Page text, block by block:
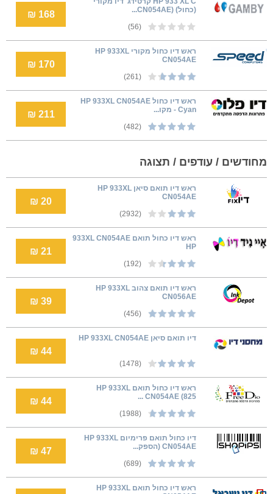
(כחול) (CN054AE...
(56)
168 ₪
ראש דיו כחול מקורי HP 933XL
CN054AE
(261)
170 ₪
ראש דיו כחול HP 933XL CN054AE
Cyan - מקו...
(482)
211 ₪
מחודשים / עודפים / תצוגה
ראש דיו תואם סיאן HP 933XL
CN054AE
(2932)
20 ₪
ראש דיו כחול תואם 933XL CN054AE
HP
(192)
21 ₪
ראש דיו תואם צהוב HP 933XL
CN056AE
(456)
39 ₪
דיו תואם סיאן HP 933XL CN054AE
(1478)
44 ₪
ראש דיו כחול תואם HP 933XL
CN054AE (825 ...
(1988)
44 ₪
דיו כחול תואם פרימיום HP 933XL
CN054AE (הספק...
(689)
47 ₪
ראש דיו כחול תואם HP 933XL